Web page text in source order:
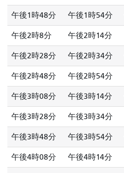
午後1時48分 午後1時54分
午後2時8分 午後2時14分
午後2時28分 午後2時34分
午後2時48分 午後2時54分
午後3時08分 午後3時14分
午後3時28分 午後3時34分
午後3時48分 午後3時54分
午後4時08分 午後4時14分